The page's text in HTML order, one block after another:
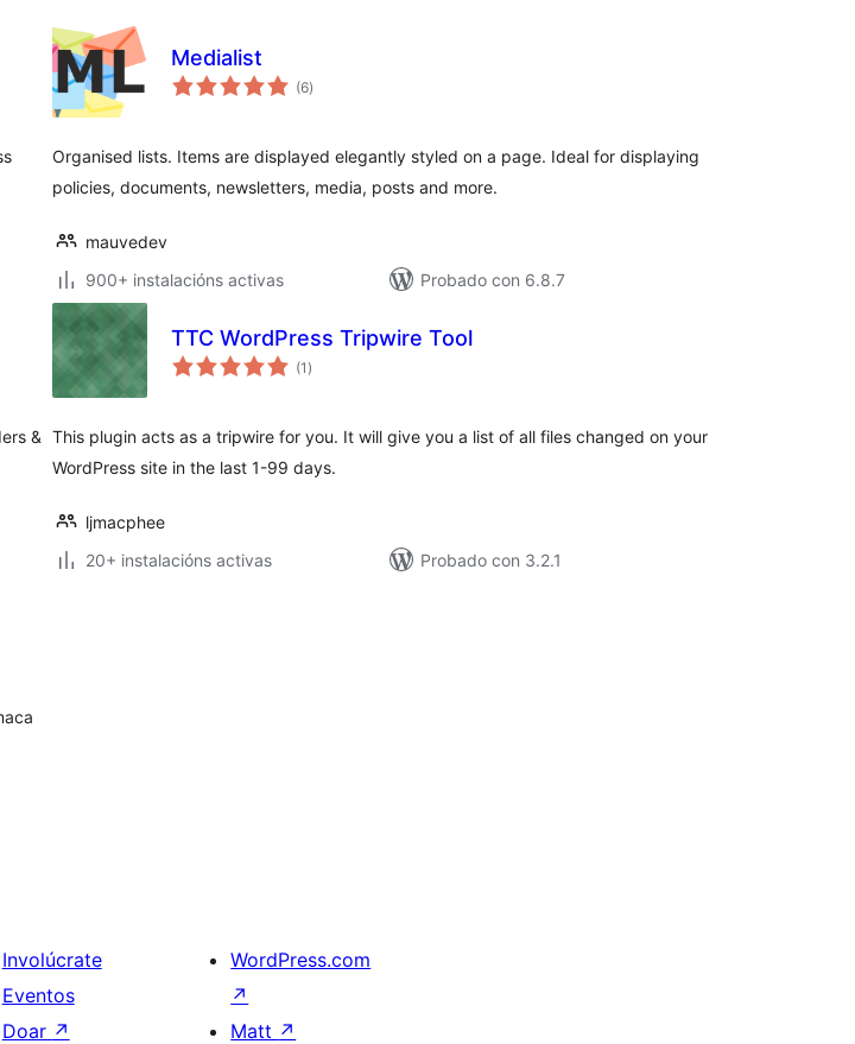
Medialist
(6valoracións
totais
)
Organised lists. Items are displayed elegantly styled on a page. Ideal for displaying
policies, documents, newsletters, media, posts and more.
mauvedev
900+ instalacións activas
Probado con 6.8.7
&
TTC WordPress Tripwire Tool
(1 valoracións
totais
)
This plugin acts as a tripwire for you. It will give you a list of all files changed on your
WordPress site in the last 1-99 days.
ljmacphee
20+ instalacións activas
Probado con 3.2.1
Involúcrate
Eventos
Doar ↗
WordPress.com
↗
Matt ↗